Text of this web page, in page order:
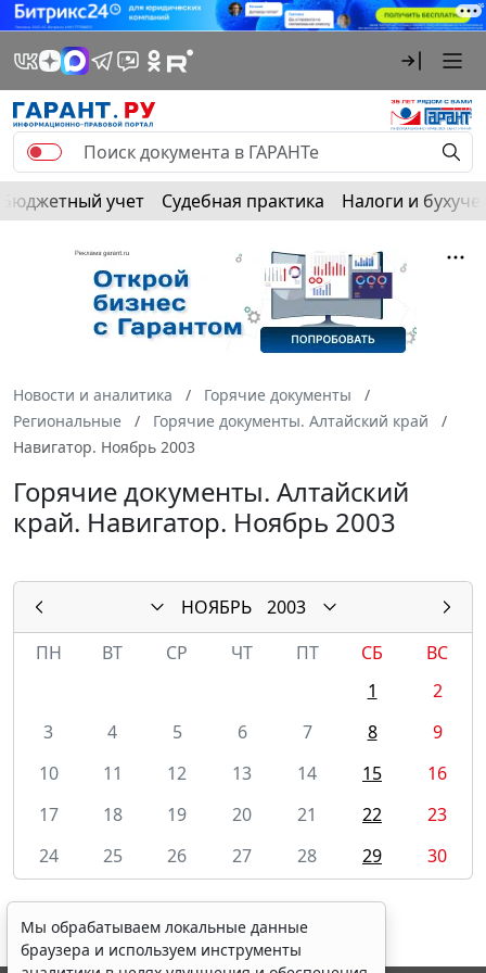
Бюджетный учет Судебная практика Налоги и
Новости и аналитика
Горячие документы
Региональные
Горячие документы. Алтайский край
Навигатор. Ноябрь 2003
Горячие документы. Алтайский
край. Навигатор. Ноябрь 2003
НОЯБРЬ
2003
ПН
ВТ СР ЧТ ПТ СБ
ВС
1
2
3
4 5 6 7 8
9
10
11 12 13 14 15
16
17
18 19 20 21 22
23
24
25 26 27 28 29 30
Мы обрабатываем локальные данные
браузера и используем инструменты